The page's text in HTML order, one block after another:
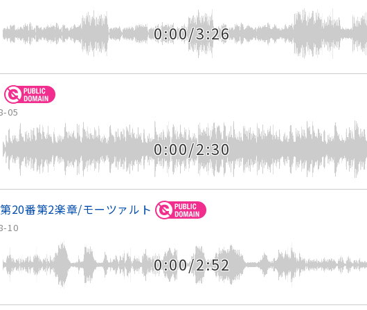
0:00/3:26
05
0:00/2:30
20番第2楽章/モーツァルト
10
0:00/2:52